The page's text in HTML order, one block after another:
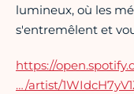
lumineux, où les
s'entremêlent et
https://
…/artist/